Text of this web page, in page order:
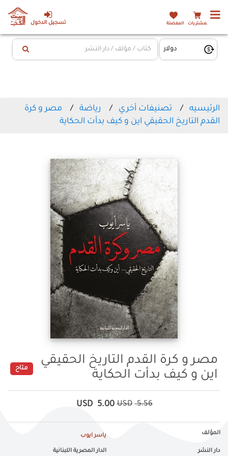
تسجيل الدخول المشتريات المفضلة
الرئيسيه تصنيفات أخري رياضة
مصر و كرة
القدم التاريخ الحقيقي اين و كيف بدأت الحكاية
مصر و كرة القدم التاريخ الحقيقي
اين و كيف بدأت الحكاية
متاح
5.56
USD
5.00
USD
المؤلف ياسر ايوب
دار النشر الدار المصرية اللبنانية